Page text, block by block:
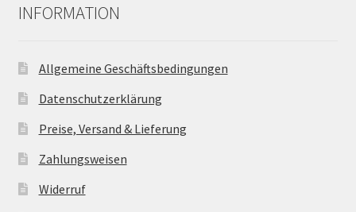
INFORMATION
Allgemeine Geschäftsbedingungen
Datenschutzerklärung
Preise, Versand & Lieferung
Zahlungsweisen
Widerruf